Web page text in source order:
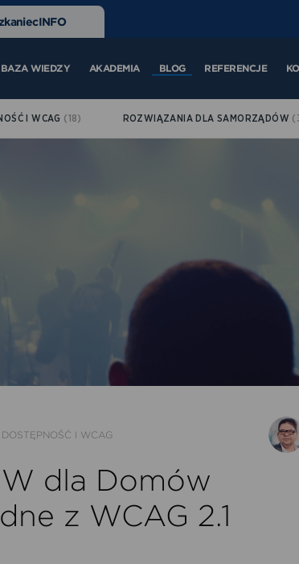
BAZA WIEDZY AKADEMIA BLOG REFERENCJE
I WCAG (18) ROZWIĄZANIA DLA SAMORZĄDÓW
DOSTĘPNOŚĆ I WCAG
dla Domów
z WCAG 2.1